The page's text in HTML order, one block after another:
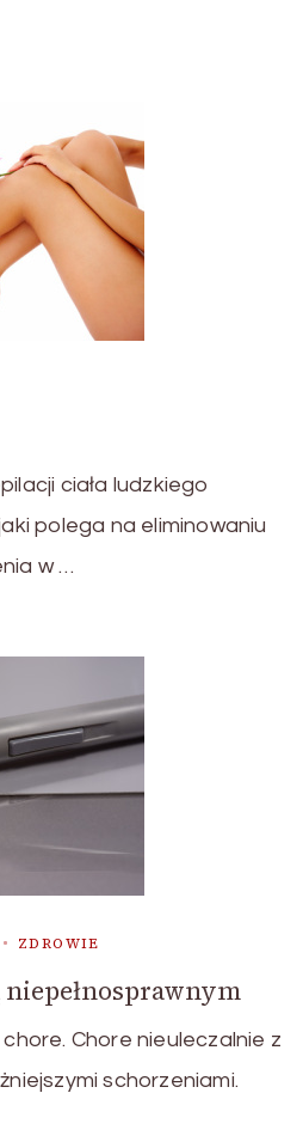
ciała ludzkiego
polega na eliminowaniu
w …
ZDROWIE
niepełnosprawnym
Chore nieuleczalnie z
schorzeniami.